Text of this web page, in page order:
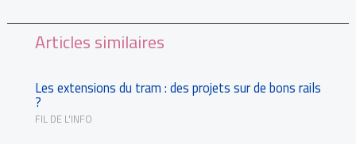
Articles similaires
Les extensions du tram : des projets sur de bons rails
?
FIL DE L'INFO